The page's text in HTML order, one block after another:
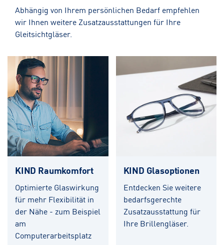
Abhängig von Ihrem persönlichen Bedarf empfehlen
wir Ihnen weitere Zusatzausstattungen für Ihre
Gleitsichtgläser.
KIND Raumkomfort
Optimierte Glaswirkung
für mehr Flexibilität in
der Nähe - zum Beispiel
am
Computerarbeitsplatz
KIND Glasoptionen
Entdecken Sie weitere
bedarfsgerechte
Zusatzausstattung für
Ihre Brillengläser.